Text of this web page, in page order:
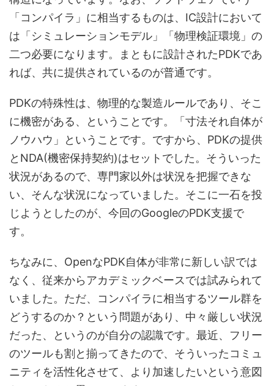
「コンパイラ」に相当するものは、IC設計において
は「シミュレーションモデル」「物理検証環境」の
二つ必要になります。まともに設計されたPDKであ
れば、共に提供されているのが普通です。
PDKの特殊性は、物理的な製造ルールであり、そこ
に機密がある、ということです。「寸法それ自体が
ノウハウ」ということです。ですから、PDKの提供
とNDA(機密保持契約)はセットでした。そういった
状況があるので、専門家以外は状況を把握できな
い、そんな状況になっていました。そこに一石を投
じようとしたのが、今回のGoogleのPDK支援で
す。
ちなみに、OpenなPDK自体が非常に新しい訳では
なく、従来からアカデミックベースでは試みられて
いました。ただ、コンパイラに相当するツール群を
どうするのか？という問題があり、中々厳しい状況
だった、というのが自分の認識です。最近、フリー
のツールも割と揃ってきたので、そういったコミュ
ニティを活性化させて、より加速したいという意図